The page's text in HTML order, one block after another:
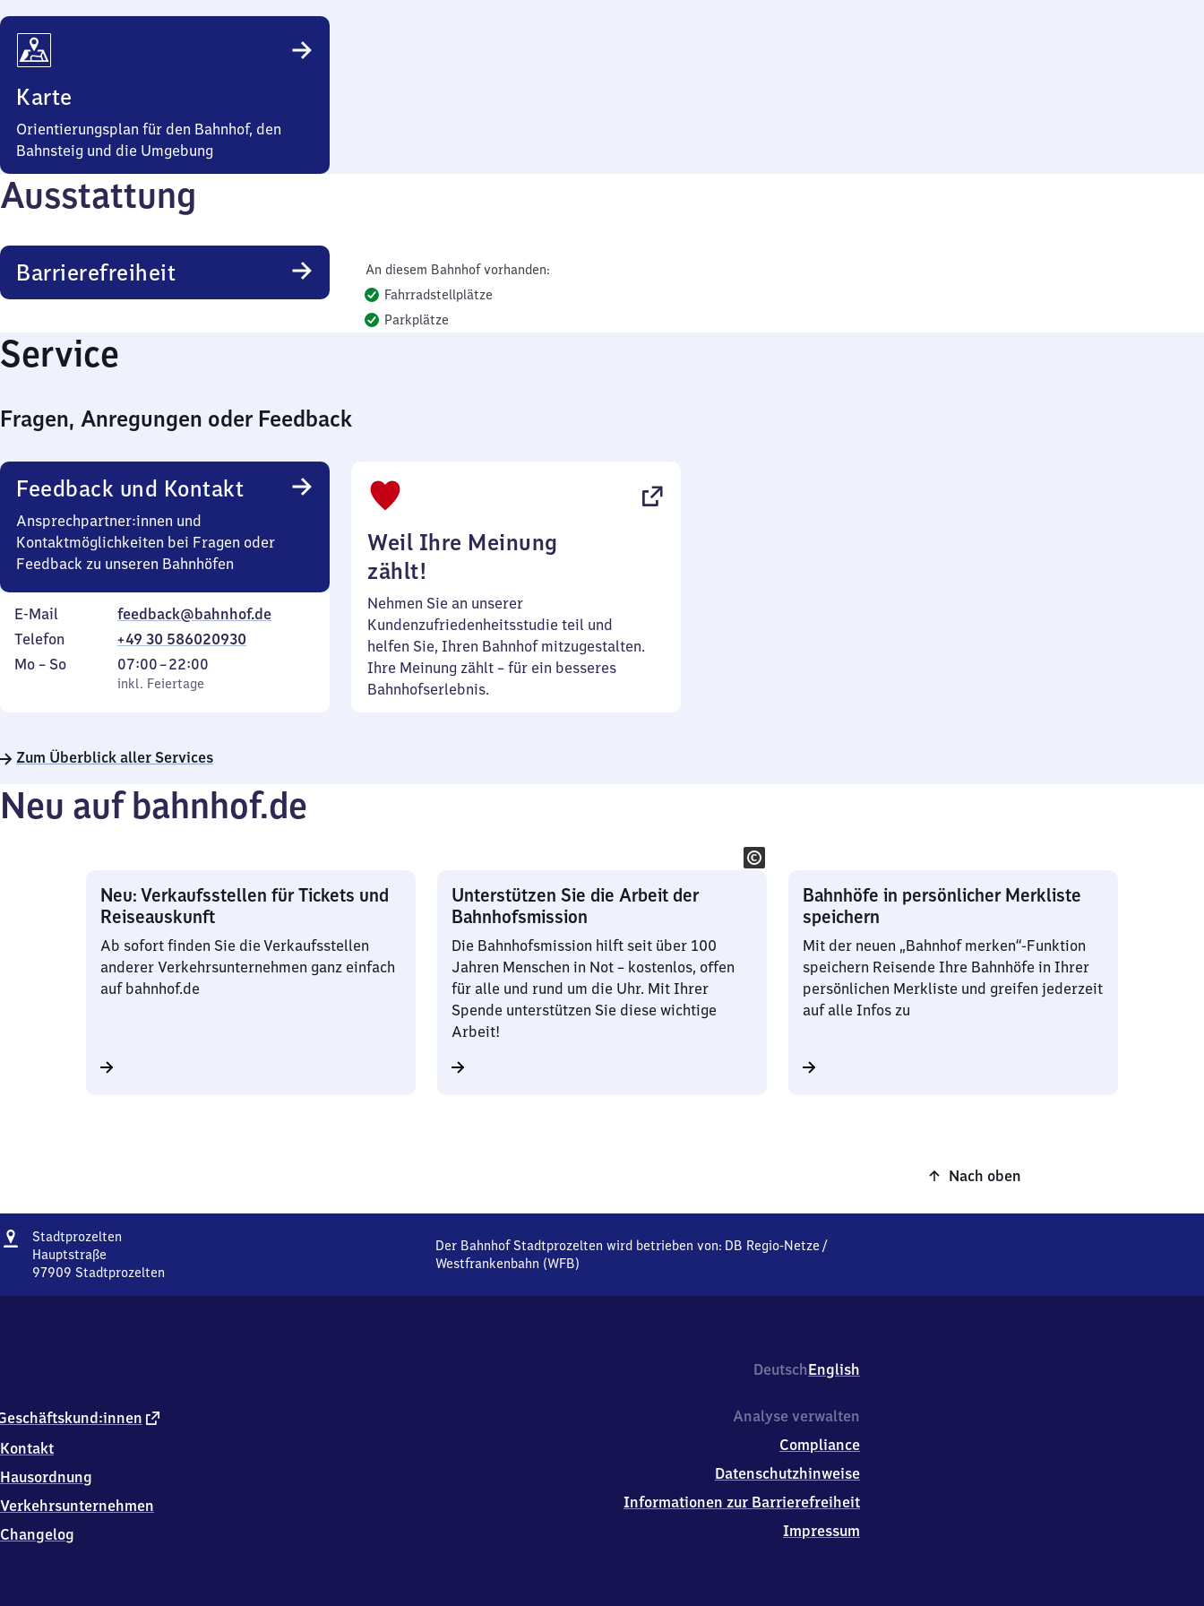
Karte
Orientierungsplan für den Bahnhof, den
Bahnsteig und die Umgebung
Ausstattung
Barrierefreiheit
An diesem Bahnhof vorhanden:
Fahrradstellplätze
Parkplätze
Service
Fragen, Anregungen oder Feedback
Feedback und Kontakt
Ansprechpartner:innen und
Kontaktmöglichkeiten bei Fragen oder
Feedback zu unseren Bahnhöfen
E-Mail
feedback@bahnhof.de
Telefon
+49 30 586020930
Montag
Mo – So,
inkl. Feiertage
07:00–22:00
Von
7
22
inkl. Feiertage
Weil Ihre Meinung
zählt!
Nehmen Sie an unserer
Kundenzufriedenheitsstudie teil und
helfen Sie, Ihren Bahnhof mitzugestalten.
Ihre Meinung zählt – für ein besseres
Bahnhofserlebnis.
Zum Überblick aller Services
Neu auf bahnhof.de
Neu: Verkaufsstellen für Tickets und
Reiseauskunft
Ab sofort finden Sie die Verkaufsstellen
anderer Verkehrsunternehmen ganz einfach
auf bahnhof.de
Unterstützen Sie die Arbeit der
Bahnhofsmission
Die Bahnhofsmission hilft seit über 100
Jahren Menschen in Not – kostenlos, offen
für alle und rund um die Uhr. Mit Ihrer
Spende unterstützen Sie diese wichtige
Arbeit!
Bahnhöfe in persönlicher Merkliste
speichern
Mit der neuen „Bahnhof merken“-Funktion
speichern Reisende Ihre Bahnhöfe in Ihrer
persönlichen Merkliste und greifen jederzeit
auf alle Infos zu
Nach oben
Adresse
Stadtprozelten
Hauptstraße
97909 Stadtprozelten
Stadtprozelten
Der Bahnhof Stadtprozelten wird betrieben von: DB Regio-Netze /
Westfrankenbahn (WFB)
DeutschEnglish
externer
Kontakt
Hausordnung
Verkehrsunternehmen
Changelog
Analyse verwalten
Compliance
Datenschutzhinweise
Informationen zur Barrierefreiheit
Impressum